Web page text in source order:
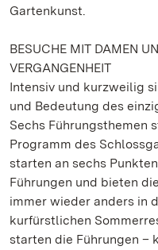
Gartenkunst.
BESUCHE MIT DAMEN
VERGANGENHEIT
Intensiv und kurzweilig
und Bedeutung des
Sechs Führungsthemen
Programm des
starten an sechs
Führungen und bieten
immer wieder anders in
kurfürstlichen
starten die Führungen –